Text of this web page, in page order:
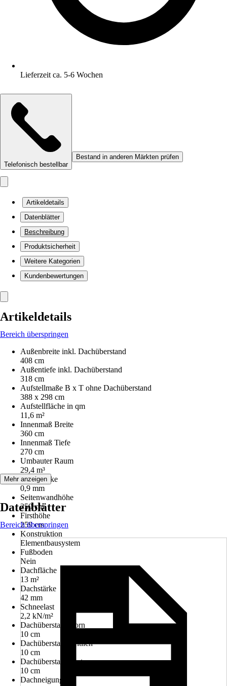
Lieferzeit ca. 5-6 Wochen
Telefonisch bestellbar
Bestand in anderen Märkten prüfen
Artikeldetails
Datenblätter
Beschreibung
Produktsicherheit
Weitere Kategorien
Kundenbewertungen
Artikeldetails
Bereich überspringen
Außenbreite inkl. Dachüberstand
408 cm
Außentiefe inkl. Dachüberstand
318 cm
Aufstellmaße B x T ohne Dachüberstand
388 x 298 cm
Aufstellfläche in qm
11,6 m²
Innenmaß Breite
360 cm
Innenmaß Tiefe
270 cm
Umbauter Raum
29,4 m³
Wandstärke
0,9 mm
Seitenwandhöhe
250 cm
Firsthöhe
259 cm
Konstruktion
Elementbausystem
Fußboden
Nein
Dachfläche
13 m²
Dachstärke
42 mm
Schneelast
2,2 kN/m²
Dachüberstand vorn
10 cm
Dachüberstand seitlich
10 cm
Dachüberstand hinten
10 cm
Dachneigung
Mehr anzeigen
Datenblätter
Bereich überspringen